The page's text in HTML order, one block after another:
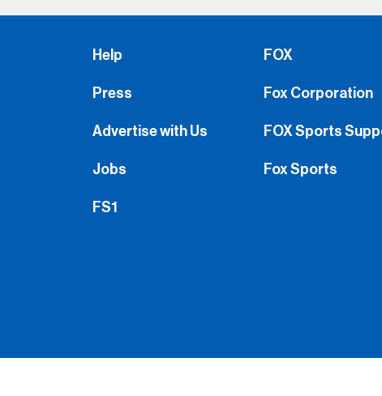
Help
Press
Advertise with Us
Jobs
FS1
FOX
Fox Corporation
FOX Sports
Fox Sports